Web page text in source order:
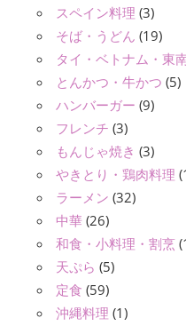
スペイン料理 (3)
そば・うどん (19)
タイ・ベトナム・東
とんかつ・牛かつ (5)
ハンバーガー (9)
フレンチ (3)
もんじゃ焼き (3)
やきとり・鶏肉料理
ラーメン (32)
中華 (26)
和食・小料理・割烹
天ぷら (5)
定食 (59)
沖縄料理 (1)